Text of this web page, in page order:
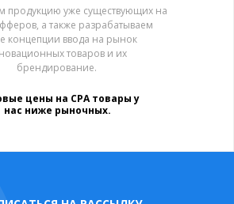
продукцию уже существующих на
а также разрабатываем
концепции ввода на рынок
товаров и их
брендирование.
цены на CPA товары у
нас ниже рыночных.